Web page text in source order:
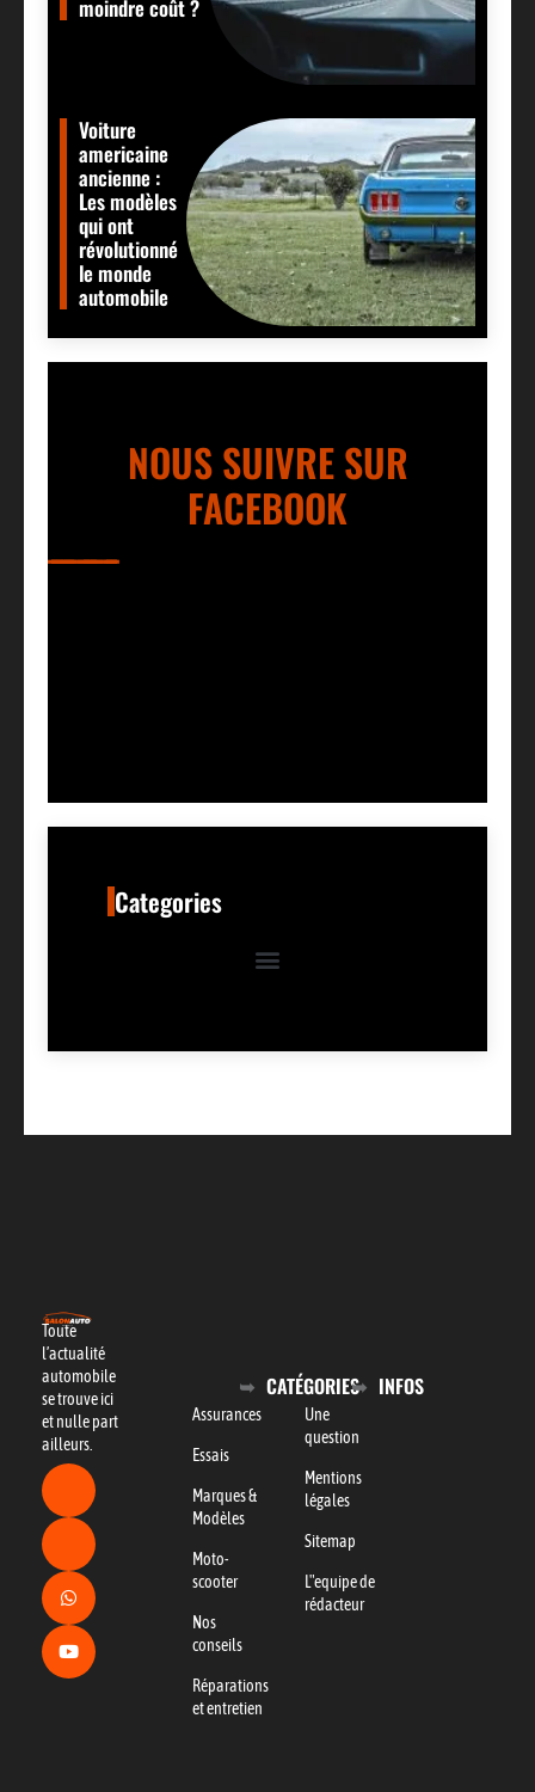
moindre coût ?
Voiture
americaine
ancienne :
Les modèles
qui ont
révolutionné
le monde
automobile
NOUS SUIVRE SUR
FACEBOOK
Categories
Toute
l’actualité
automobile
se trouve ici
et nulle part
ailleurs.
CATÉGORIES
Assurances
Essais
Marques &
Modèles
Moto-
scooter
Nos
conseils
Réparations
et entretien
INFOS
Une
question
Mentions
légales
Sitemap
L"equipe de
rédacteur